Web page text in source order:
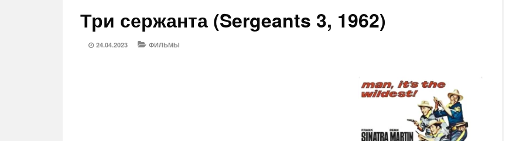
Три сержанта (Sergeants 3, 1962)
POSTED
24.04.2023 CATEGORIES
ФИЛЬМЫ